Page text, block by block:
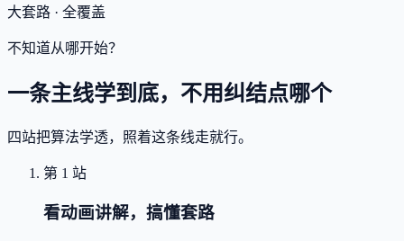
大套路 · 全覆盖
不知道从哪开始？
一条主线学到底，不用纠结点哪个
四站把算法学透，照着这条线走就行。
第 1 站
看动画讲解，搞懂套路